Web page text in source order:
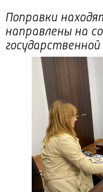
Поправки
направлены на